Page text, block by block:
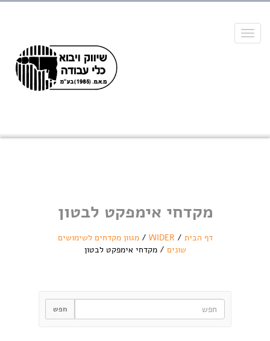
Toggle
navigation
מקדחי אימפקט לבטון
דף הבית /
WIDER
/ מגוון מקדחים לשימושים
שונים / מקדחי אימפקט לבטון